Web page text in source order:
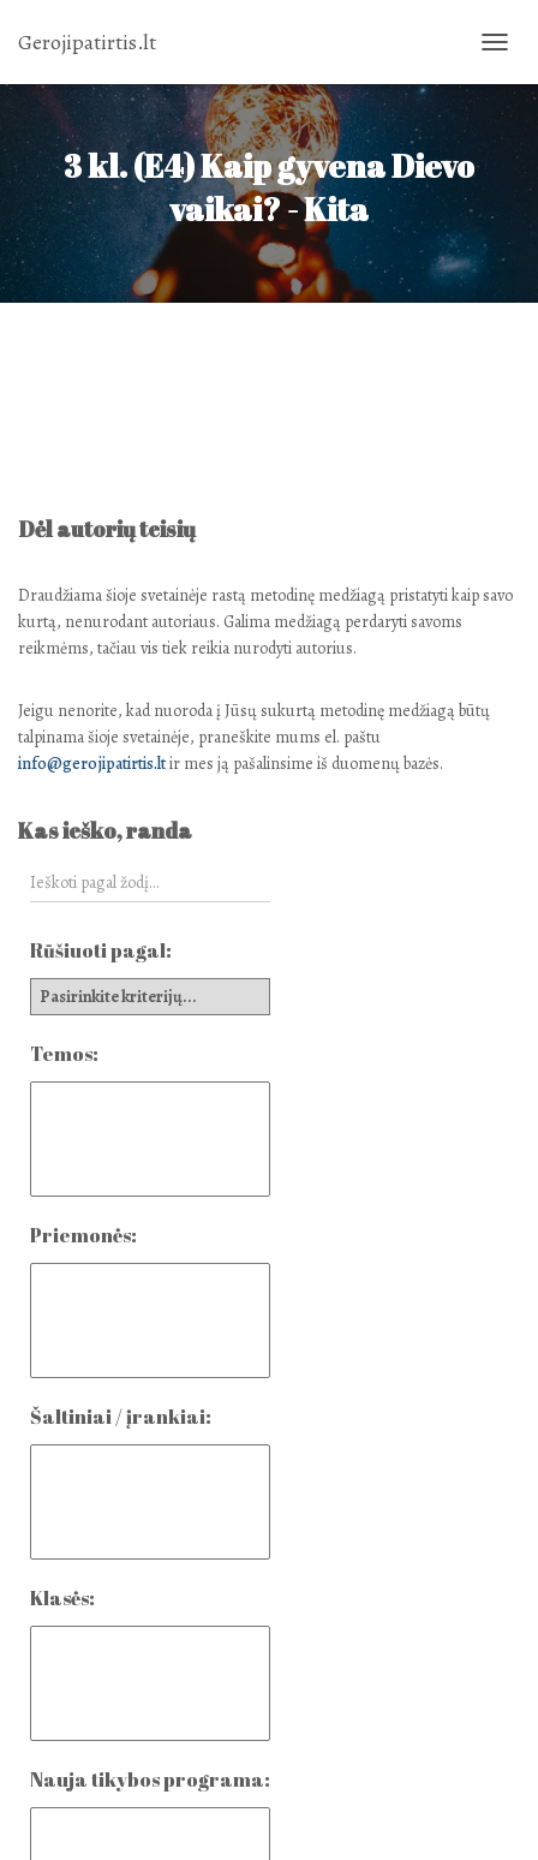
Gerojipatirtis.lt
3 kl. (E4) Kaip gyvena Dievo
vaikai? - Kita
Dėl autorių teisių
Draudžiama šioje svetainėje rastą metodinę medžiagą pristatyti kaip savo
kurtą, nenurodant autoriaus. Galima medžiagą perdaryti savoms
reikmėms, tačiau vis tiek reikia nurodyti autorius.
Jeigu nenorite, kad nuoroda į Jūsų sukurtą metodinę medžiagą būtų
talpinama šioje svetainėje, praneškite mums el. paštu
info@gerojipatirtis.ltir mes ją pašalinsime iš duomenų bazės.
Kas ieško, randa
Rūšiuoti pagal:
Temos:
Priemonės:
Šaltiniai / įrankiai:
Klasės:
Nauja tikybos programa: